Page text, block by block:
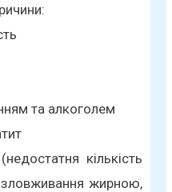
та алкоголем
кількість
зловживання жирною,